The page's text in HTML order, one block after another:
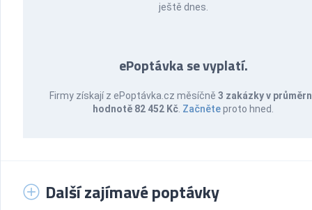
ještě dnes.
ePoptávka se vyplatí.
Firmy získají z ePoptávka.cz měsíčně 3 zakázky v
hodnotě 82 452 Kč Začněteproto hned.
Další zajímavé poptávky